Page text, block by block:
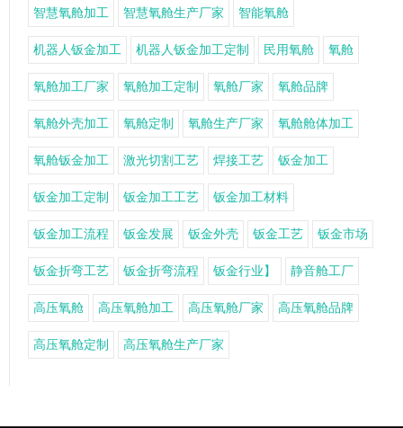
智慧氧舱加工 智慧氧舱生产厂家 智能氧舱
机器人钣金加工 机器人钣金加工定制 民用氧舱 氧舱
氧舱加工厂家 氧舱加工定制 氧舱厂家 氧舱品牌
氧舱外壳加工 氧舱定制 氧舱生产厂家 氧舱舱体加工
氧舱钣金加工 激光切割工艺 焊接工艺 钣金加工
钣金加工定制 钣金加工工艺 钣金加工材料
钣金加工流程 钣金发展 钣金外壳 钣金工艺 钣金市场
钣金折弯工艺 钣金折弯流程 钣金行业】 静音舱工厂
高压氧舱 高压氧舱加工 高压氧舱厂家 高压氧舱品牌
高压氧舱定制 高压氧舱生产厂家